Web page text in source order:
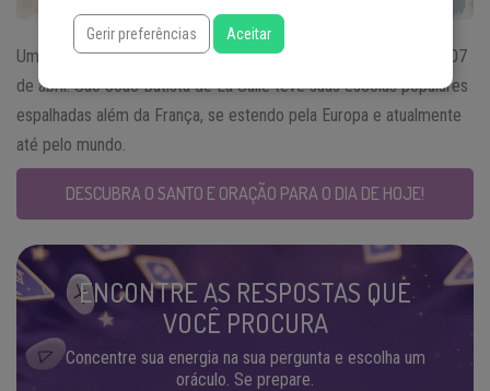
Um sacerdote que foi centrado na Eucaristia é o
07
de abril. São João Batista de La Salle teve suas escolas populares
espalhadas além da França, se estendo pela Europa e atualmente
até pelo mundo.
DESCUBRA O SANTO E ORAÇÃO PARA O DIA DE HOJE!
ENCONTRE AS RESPOSTAS QUE
VOCÊ PROCURA
Concentre sua energia na sua pergunta e escolha um
oráculo. Se prepare.
Gerir preferências Aceitar